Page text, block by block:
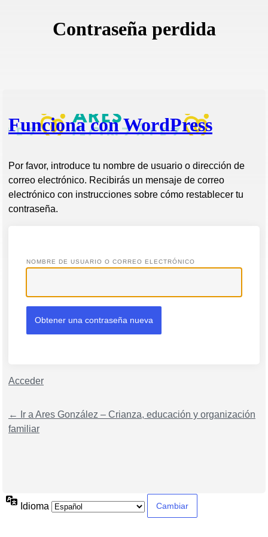
Contraseña perdida
Funciona con WordPress
Por favor, introduce tu nombre de usuario o dirección de
correo electrónico. Recibirás un mensaje de correo
electrónico con instrucciones sobre cómo restablecer tu
contraseña.
NOMBRE DE USUARIO O CORREO ELECTRÓNICO
Acceder
← Ir a Ares González – Crianza, educación y organización
familiar
Idioma